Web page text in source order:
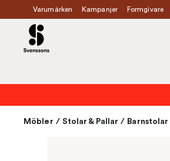
Varumärken Kampanjer Formgivare
Möbler / Stolar & Pallar / Barnstolar